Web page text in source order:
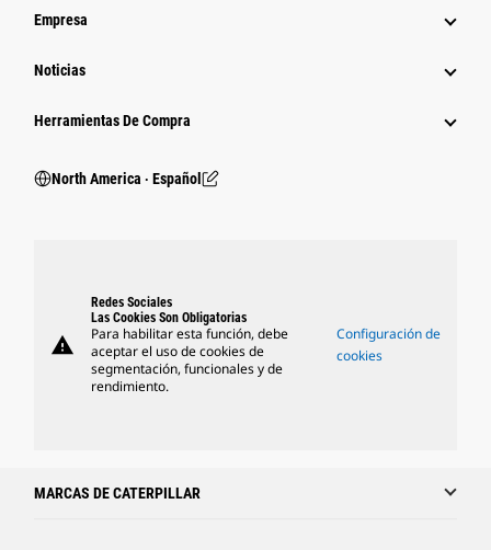
Empresa
Noticias
Herramientas De Compra
North America ‧ Español
warning
Redes Sociales
Las Cookies Son Obligatorias
Para habilitar esta función, debe
aceptar el uso de cookies de
segmentación, funcionales y de
rendimiento.
Configuración de
cookies
MARCAS DE CATERPILLAR